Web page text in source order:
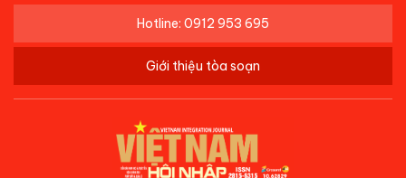
Hotline: 0912 953 695
Giới thiệu tòa soạn